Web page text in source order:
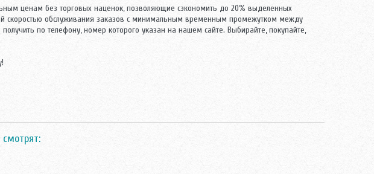
ценам без торговых наценок, позволяющие сэкономить до 20% выделенных
скоростью обслуживания заказов с минимальным временным промежутком между
по телефону, номер которого указан на нашем сайте. Выбирайте, покупайте,